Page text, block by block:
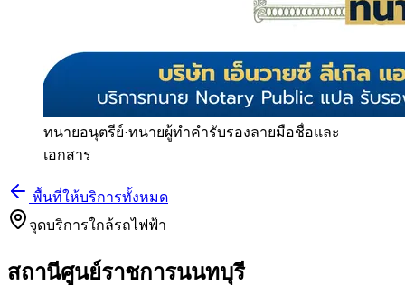
ทนายอนุตรีย์·ทนายผู้ทำคำรับรองลายมือชื่อและ
เอกสาร
พื้นที่ให้บริการทั้งหมด
จุดบริการใกล้รถไฟฟ้า
สถานีศูนย์ราชการนนทบุรี